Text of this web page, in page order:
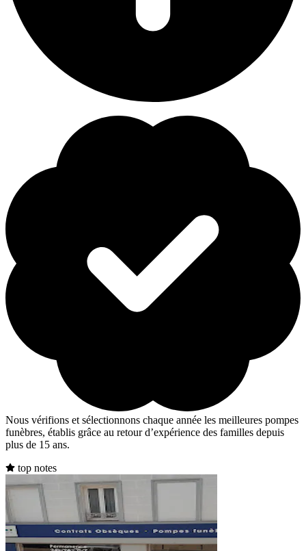
Nous vérifions et sélectionnons chaque année les meilleures pompes
funèbres, établis grâce au retour d’expérience des familles depuis
plus de 15 ans.
top notes